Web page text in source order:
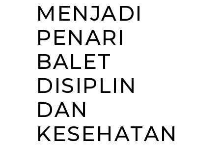
MENJADI
PENARI
BALET
DISIPLIN
DAN
KESEHATAN